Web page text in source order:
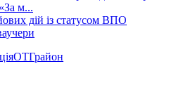
м...
дій із статусом ВПО
ОТГрайон